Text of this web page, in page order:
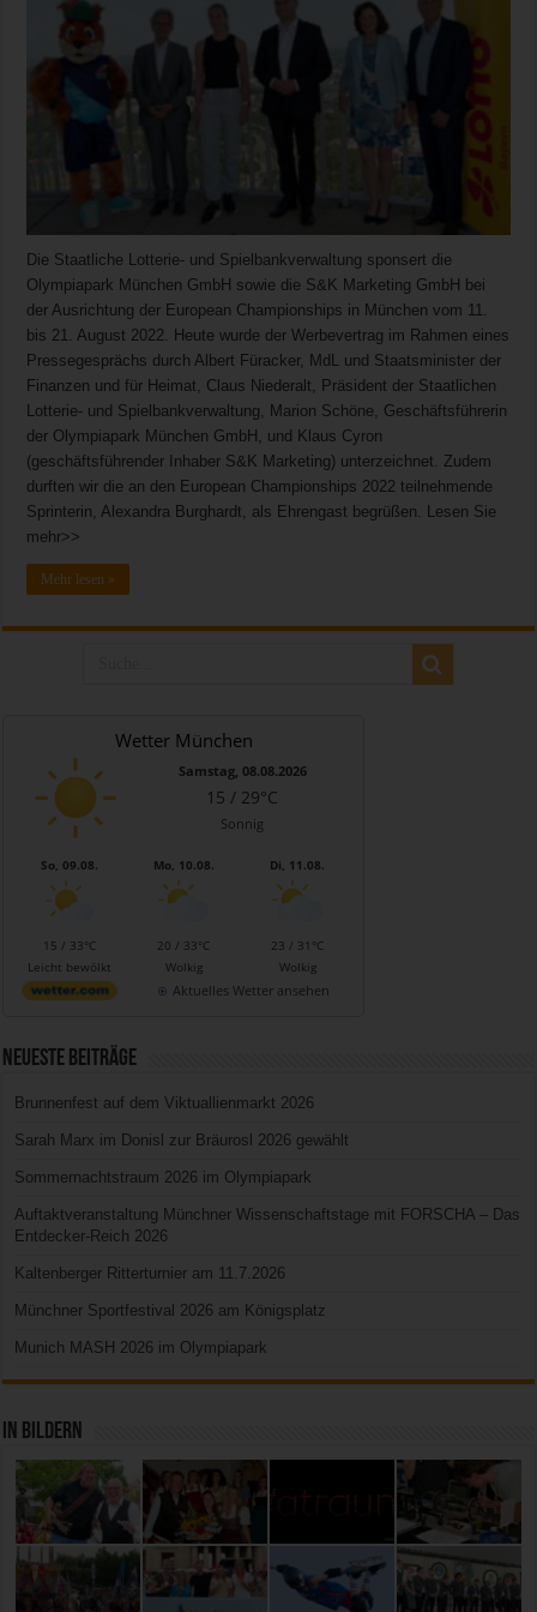
Die Staatliche Lotterie- und Spielbankverwaltung sponsert die
Olympiapark München GmbH sowie die S&K Marketing GmbH bei
der Ausrichtung der European Championships in München vom 11.
bis 21. August 2022. Heute wurde der Werbevertrag im Rahmen eines
Pressegesprächs durch Albert Füracker, MdL und Staatsminister der
Finanzen und für Heimat, Claus Niederalt, Präsident der Staatlichen
Lotterie- und Spielbankverwaltung, Marion Schöne, Geschäftsführerin
der Olympiapark München GmbH, und Klaus Cyron
(geschäftsführender Inhaber S&K Marketing) unterzeichnet. Zudem
durften wir die an den European Championships 2022 teilnehmende
Sprinterin, Alexandra Burghardt, als Ehrengast begrüßen. Lesen Sie
mehr>>
Mehr lesen »
Wetter München
Samstag, 08.08.2026
15 / 29°C
Sonnig
So, 09.08.
15 / 33°C
Leicht bewölkt
Mo, 10.08.
20 / 33°C
Wolkig
Di, 11.08.
23 / 31°C
Wolkig
Aktuelles Wetter ansehen
Neueste Beiträge
Brunnenfest auf dem Viktuallienmarkt 2026
Sarah Marx im Donisl zur Bräurosl 2026 gewählt
Sommernachtstraum 2026 im Olympiapark
Auftaktveranstaltung Münchner Wissenschaftstage mit FORSCHA – Das
Entdecker-Reich 2026
Kaltenberger Ritterturnier am 11.7.2026
Münchner Sportfestival 2026 am Königsplatz
Munich MASH 2026 im Olympiapark
In Bildern